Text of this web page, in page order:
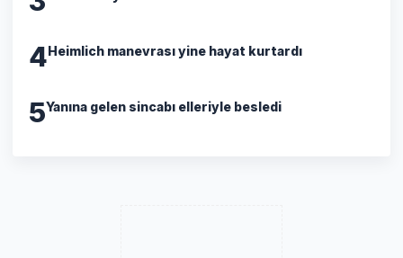
4 Heimlich manevrası yine hayat kurtardı
5Yanına gelen sincabı elleriyle besledi